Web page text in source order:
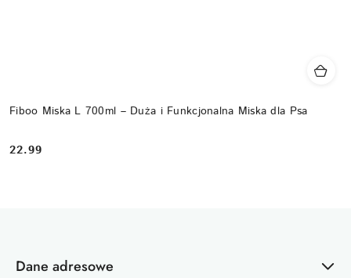
Fiboo Miska L 700ml – Duża i Funkcjonalna Miska dla Psa
Cena:
22.99
Dane adresowe